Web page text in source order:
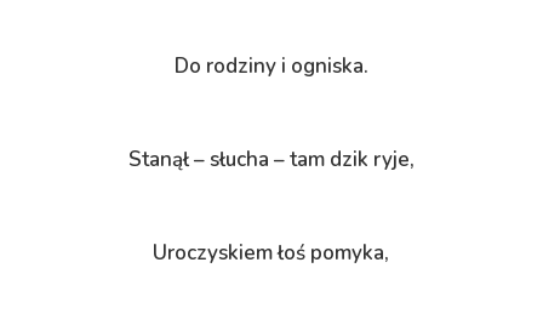
Do rodziny i ogniska.
Stanął – słucha – tam dzik ryje,
Uroczyskiem łoś pomyka,